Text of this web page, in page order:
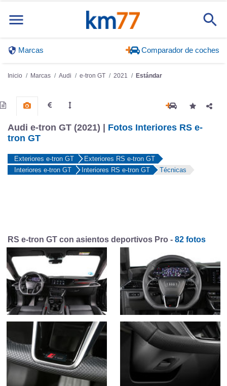
Marcas Comparador de coches
Inicio Marcas Audi e-tron GT 2021 Estándar
Audi e-tron GT (2021) | Fotos Interiores RS e-
tron GT
Exteriores e-tron GT
Exteriores RS e-tron GT
Interiores e-tron GT
Interiores RS e-tron GT Técnicas
RS e-tron GT con asientos deportivos Pro - 82 fotos